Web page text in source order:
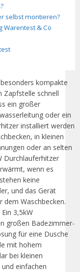
selbst montieren?
Warentest & Co
kompakte
Zapfstelle schnell
ein großer
oder ein
installiert werden
in kleinen
oder an selten
Durchlauferhitzer
wenn es
keine
und das Gerät
Waschbecken.
3,5kW
großen Badezimmer-
für eine Dusche
mit hohem
bei kleinen
einfachen